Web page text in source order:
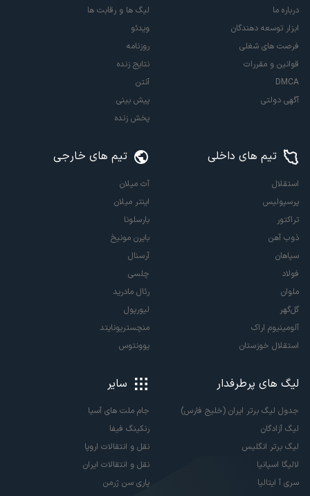
درباره ما
ابزار توسعه دهندگان
فرصت های شغلی
قوانین و مقررات
DMCA
آگهی دولتی
لیگ ها و رقابت ها
ویدئو
روزنامه
نتایج زنده
آنتن
پیش بینی
پخش زنده
تیم های داخلی
استقلال
پرسپولیس
تراکتور
ذوب آهن
سپاهان
فولاد
ملوان
گل‌گهر
آلومینیوم اراک
استقلال خوزستان
تیم های خارجی
آث میلان
اینتر میلان
بارسلونا
بایرن مونیخ
آرسنال
چلسی
رئال مادرید
لیورپول
منچستریونایتد
یوونتوس
لیگ های پرطرفدار
جدول لیگ برتر ایران (خلیج فارس)
لیگ آزادگان
لیگ برتر انگلیس
لالیگا اسپانیا
سری آ ایتالیا
سایر
جام ملت های آسیا
رنکینگ فیفا
نقل و انتقالات اروپا
نقل و انتقالات ایران
پاری سن ژرمن